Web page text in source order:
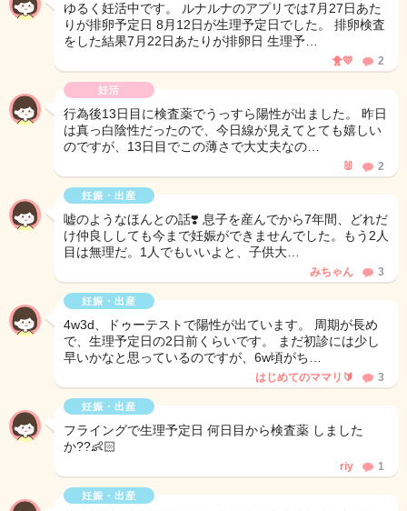
ゆるく妊活中です。 ルナルナのアプリでは7月27日あた
りが排卵予定日 8月12日が生理予定日でした。 排卵検査
をした結果7月22日あたりが排卵日 生理予…
🐥💛 2
妊活
行為後13日目に検査薬でうっすら陽性が出ました。 昨日
は真っ白陰性だったので、今日線が見えてとても嬉しい
のですが、13日目でこの薄さで大丈夫なの…
🐰 2
妊娠・出産
嘘のようなほんとの話❣️ 息子を産んでから7年間、どれだ
け仲良ししても今まで妊娠ができませんでした。もう2人
目は無理だ。1人でもいいよと、子供大…
みちゃん 3
妊娠・出産
4w3d、ドゥーテストで陽性が出ています。 周期が長め
で、生理予定日の2日前くらいです。 まだ初診には少し
早いかなと思っているのですが、6w頃がち…
はじめてのママリ🔰 3
妊娠・出産
フライングで生理予定日 何日目から検査薬 しました
か??👶🏻‪‪
riy 1
妊娠・出産